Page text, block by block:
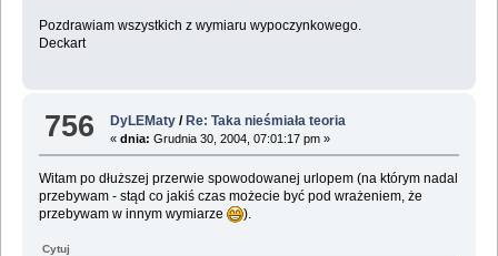
Pozdrawiam wszystkich z wymiaru wypoczynkowego.
Deckart
756 DyLEMaty /Re: Taka nieśmiała teoria
«dnia: Grudnia 30, 2004, 07:01:17 pm »
Witam po dłuższej przerwie spowodowanej urlopem (na którym nadal
przebywam - stąd co jakiś czas możecie być pod wrażeniem, że
przebywam w innym wymiarze
).
Cytuj